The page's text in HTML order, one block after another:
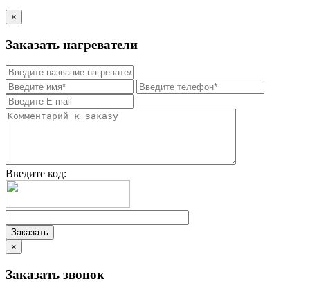
×
Заказать нагреватели
Введите код:
×
Заказать звонок